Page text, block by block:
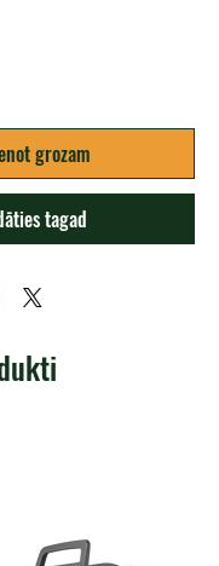
grozam
tagad